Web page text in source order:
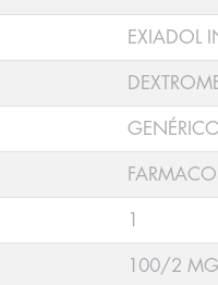
EXIADOL
1
100/2 MG